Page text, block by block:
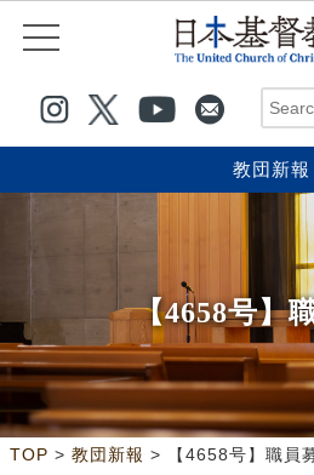
教団新報
【4658号】
TOP > 教団新報 > 【4658号】職員